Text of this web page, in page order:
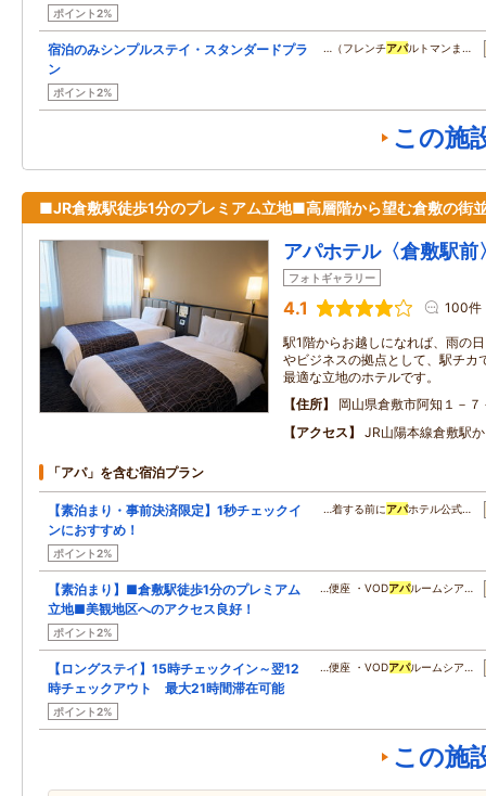
ポイント2%
宿泊のみシンプルステイ・スタンダードプラ
ン
ポイント2%
…（フレンチアパルトマンま…
この施
■JR倉敷駅徒歩1分のプレミアム立地■高層階から望む倉敷の街
アパホテル〈倉敷駅前
フォトギャラリー
4.1 100件
駅1階からお越しになれば、雨の
やビジネスの拠点として、駅チカ
最適な立地のホテルです。
住所
岡山県倉敷市阿知１－
アクセス
JR山陽本線倉敷駅
「アパ」を含む宿泊プラン
【素泊まり・事前決済限定】1秒チェックイ
ンにおすすめ！
ポイント2%
…着する前にアパホテル公式…
【素泊まり】■倉敷駅徒歩1分のプレミアム
立地■美観地区へのアクセス良好！
ポイント2%
…便座 ・VODアパルームシア…
【ロングステイ】15時チェックイン～翌12
時チェックアウト 最大21時間滞在可能
ポイント2%
…便座 ・VODアパルームシア…
この施